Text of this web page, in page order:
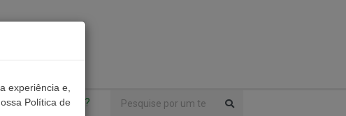
encontrou algo?
experiência e,
Política de